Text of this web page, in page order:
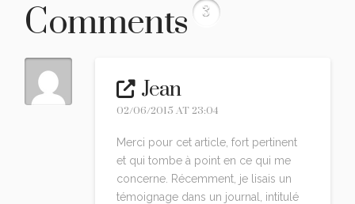
Comments 3
Jean
02/06/2015 AT 23:04
Merci pour cet article, fort pertinent
et qui tombe à point en ce qui me
concerne. Récemment, je lisais un
témoignage dans un journal, intitulé